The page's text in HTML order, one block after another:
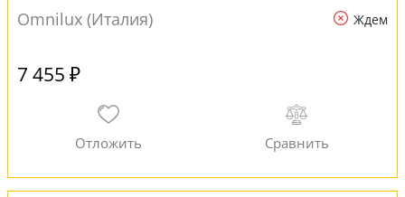
Omnilux (Италия)
Ждем
7 455 ₽